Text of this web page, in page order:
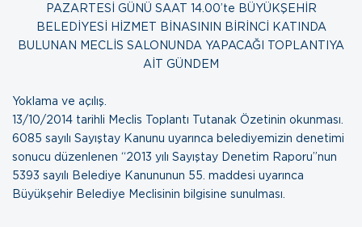
PAZARTESİ GÜNÜ SAAT 14.00’te BÜYÜKŞEHİR
BELEDİYESİ HİZMET BİNASININ BİRİNCİ KATINDA
BULUNAN MECLİS SALONUNDA YAPACAĞI TOPLANTIYA
AİT GÜNDEM
Yoklama ve açılış.
13/10/2014 tarihli Meclis Toplantı Tutanak Özetinin okunması.
6085 sayılı Sayıştay Kanunu uyarınca belediyemizin denetimi
sonucu düzenlenen “2013 yılı Sayıştay Denetim Raporu”nun
5393 sayılı Belediye Kanununun 55. maddesi uyarınca
Büyükşehir Belediye Meclisinin bilgisine sunulması.